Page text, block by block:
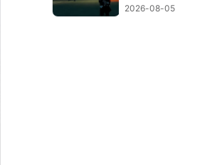
因分析與解決
2026-08-05